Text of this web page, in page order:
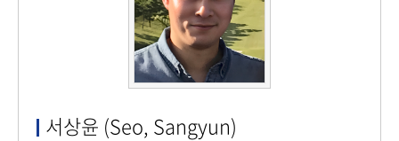
서상윤 (Seo, Sangyun)